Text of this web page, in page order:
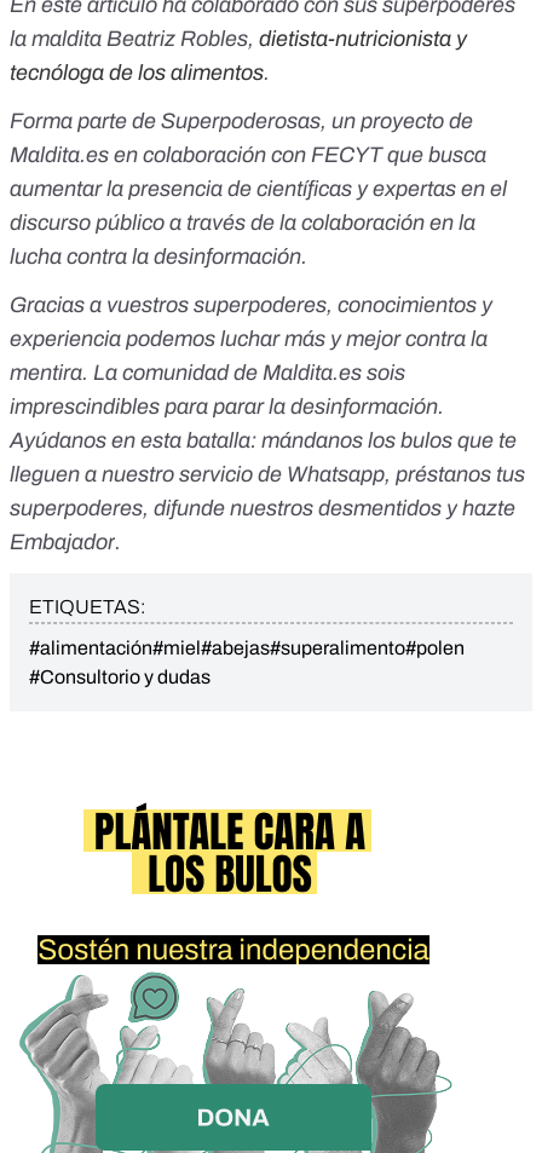
En este artículo ha colaborado con sus superpoderes
la maldita Beatriz Robles, dietista-nutricionista y
tecnóloga de los alimentos.
Forma parte de Superpoderosas, un proyecto de
Maldita.es en colaboración con FECYT que busca
aumentar la presencia de científicas y expertas en el
discurso público a través de la colaboración en la
lucha contra la desinformación.
Gracias a vuestros superpoderes, conocimientos y
experiencia podemos luchar más y mejor contra la
mentira. La comunidad de Maldita.es sois
imprescindibles para parar la desinformación.
Ayúdanos en esta batalla: mándanos los bulos que te
lleguen a nuestro servicio de Whatsapp, préstanos tus
superpoderes, difunde nuestros desmentidos y hazte
Embajador.
ETIQUETAS:
#alimentación#miel#abejas#superalimento#polen
#Consultorio y dudas